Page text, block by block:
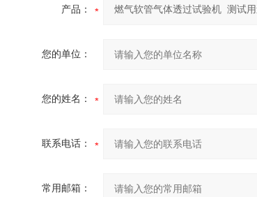
产品：
您的单位：
您的姓名：
联系电话：
常用邮箱：